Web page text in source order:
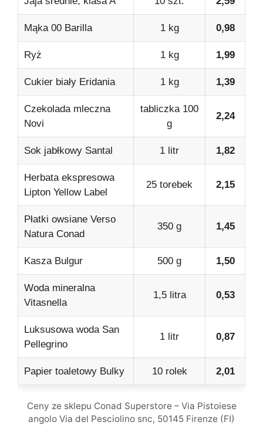
Mąka 00 Barilla 1 kg 0,98
Ryż 1 kg 1,99
Cukier biały Eridania 1 kg 1,39
Czekolada mleczna
Novi
tabliczka 100
g
2,24
Sok jabłkowy Santal 1 litr 1,82
Herbata ekspresowa
Lipton Yellow Label
25 torebek 2,15
Płatki owsiane Verso
Natura Conad
350 g 1,45
Kasza Bulgur 500 g 1,50
Woda mineralna
Vitasnella
1,5 litra 0,53
Luksusowa woda San
Pellegrino
1 litr 0,87
Papier toaletowy Bulky 10 rolek 2,01
Ceny ze sklepu Conad Superstore – Via Pistoiese
angolo Via del Pesciolino snc, 50145 Firenze (FI)